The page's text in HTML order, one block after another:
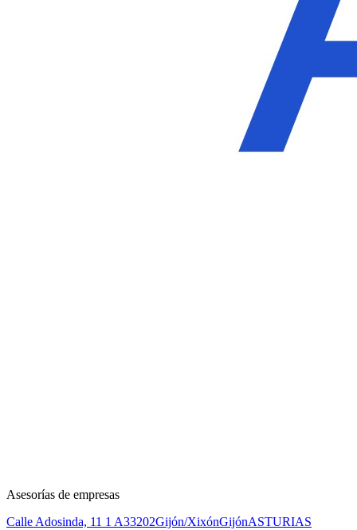
Asesorías de empresas
Calle Adosinda, 11 1 A33202Gijón/XixónGijónASTURIAS